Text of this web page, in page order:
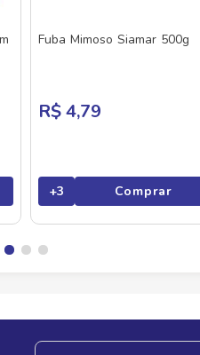
Fuba Mimoso Siamar 500g
R$ 4,79
+3 Comprar